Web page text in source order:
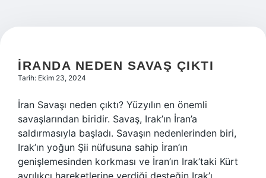
İRANDA NEDEN SAVAŞ ÇIKTI
Tarih: Ekim 23, 2024
İran Savaşı neden çıktı? Yüzyılın en önemli
savaşlarından biridir. Savaş, Irak’ın İran’a
saldırmasıyla başladı. Savaşın nedenlerinden biri,
Irak’ın yoğun Şii nüfusuna sahip İran’ın
genişlemesinden korkması ve İran’ın Irak’taki Kürt
ayrılıkçı hareketlerine verdiği desteğin Irak’ı